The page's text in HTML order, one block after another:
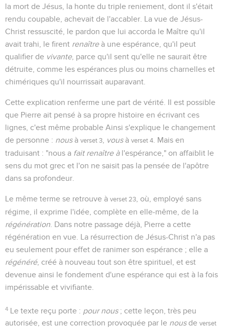
la mort de Jésus, la honte du triple reniement, dont il s'était
rendu coupable, achevait de l'accabler. La vue de Jésus-
Christ ressuscité, le pardon que lui accorda le Maître qu'il
avait trahi, le firent renaîtreà une espérance, qu'il peut
qualifier de vivante, parce qu'il sent qu'elle ne saurait être
détruite, comme les espérances plus ou moins charnelles et
chimériques qu'il nourrissait auparavant.
Cette explication renferme une part de vérité. Il est possible
que Pierre ait pensé à sa propre histoire en écrivant ces
lignes, c'est même probable Ainsi s'explique le changement
de personne : nousà verset 3 vousà verset 4
. Mais en
traduisant : "nous a fait renaître àl'espérance," on affaiblit le
sens du mot grec et l'on ne saisit pas la pensée de l'apôtre
dans sa profondeur.
Le même terme se retrouve à verset 23
, où, employé sans
régime, il exprime l'idée, complète en elle-même, de la
régénération . Dans notre passage déjà, Pierre a cette
régénération en vue. La résurrection de Jésus-Christ n'a pas
eu seulement pour effet de ranimer son espérance ; elle a
régénéré, créé à nouveau tout son être spirituel, et est
devenue ainsi le fondement d'une espérance qui est à la fois
impérissable et vivifiante.
4 Le texte reçu porte : pour nous; cette leçon, très peu
autorisée, est une correction provoquée par le nousde verset